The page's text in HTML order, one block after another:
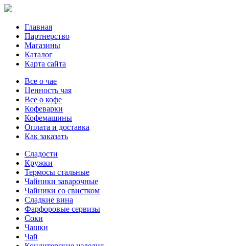
Главная
Партнерство
Магазины
Каталог
Карта сайта
Все о чае
Ценность чая
Все о кофе
Кофеварки
Кофемашины
Оплата и доставка
Как заказать
Сладости
Кружки
Термосы стальные
Чайники заварочные
Чайники со свистком
Сладкие вина
Фарфоровые сервизы
Соки
Чашки
Чай